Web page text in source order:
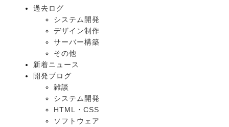
過去ログ
システム開発
デザイン制作
サーバー構築
その他
新着ニュース
開発ブログ
雑談
システム開発
HTML・CSS
ソフトウェア